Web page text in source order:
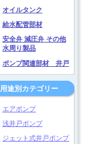
オイルタンク
給水配管部材
安全弁 減圧弁 その他
水周り製品
ポンプ関連部材 井戸
用途別カテゴリー
エアポンプ
浅井戸ポンプ
ジェット式井戸ポンプ